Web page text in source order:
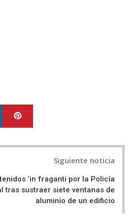
Siguiente noticia
‘in fraganti por la Policía
tras sustraer siete ventanas de
aluminio de un edificio